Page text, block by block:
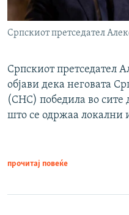
Српскиот претседател
Српскиот претседател
објави дека неговата
(СНС) победила во сите
што се одржаа локални
прочитај повеќе